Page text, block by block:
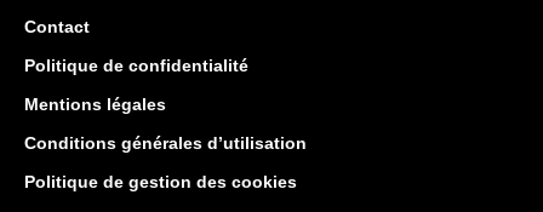
Contact
Politique de confidentialité
Mentions légales
Conditions générales d’utilisation
Politique de gestion des cookies